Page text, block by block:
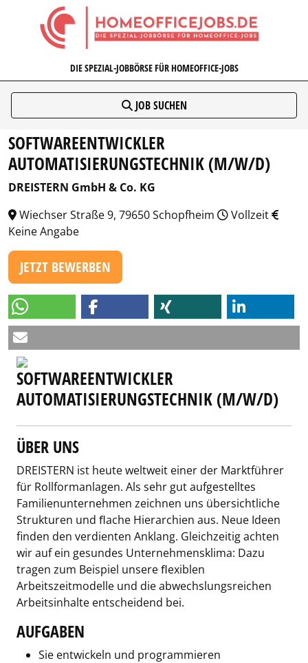
HOMEOFFICEJOBS.DE
DIE SPEZIAL-JOBBÖRSE FÜR HOMEOFFICE-JOBS
JOB SUCHEN
SOFTWAREENTWICKLER
AUTOMATISIERUNGSTECHNIK (M/W/D)
DREISTERN GmbH & Co. KG
Wiechser Straße 9, 79650 Schopfheim
Vollzeit
Keine Angabe
JETZT BEWERBEN
SOFTWAREENTWICKLER
AUTOMATISIERUNGSTECHNIK (M/W/D)
ÜBER UNS
DREISTERN ist heute weltweit einer der Marktführer
für Rollformanlagen. Als sehr gut aufgestelltes
Familienunternehmen zeichnen uns übersichtliche
Strukturen und ﬂache Hierarchien aus. Neue Ideen
finden den verdienten Anklang. Gleichzeitig achten
wir auf ein gesundes Unternehmensklima: Dazu
tragen zum Beispiel unsere ﬂexiblen
Arbeitszeitmodelle und die abwechslungsreichen
Arbeitsinhalte entscheidend bei.
AUFGABEN
Sie entwickeln und programmieren